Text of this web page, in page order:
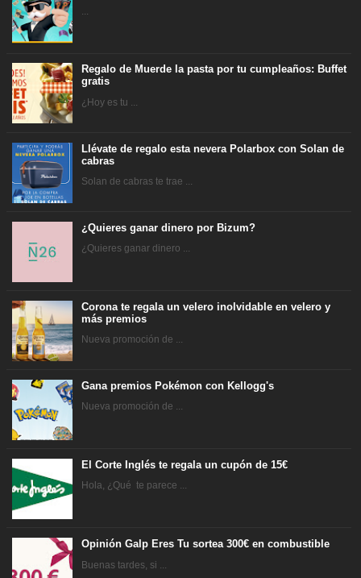
...
Regalo de Muerde la pasta por tu cumpleaños: Buffet
gratis
¿Hoy es tu ...
Llévate de regalo esta nevera Polarbox con Solan de
cabras
Solan de cabras te trae ...
¿Quieres ganar dinero por Bizum?
¿Quieres ganar dinero ...
Corona te regala un velero inolvidable en velero y
más premios
Nueva promoción de ...
Gana premios Pokémon con Kellogg's
Nueva promoción de ...
El Corte Inglés te regala un cupón de 15€
Hola, ¿Qué te parece ...
Opinión Galp Eres Tu sortea 300€ en combustible
Buenas tardes, si ...